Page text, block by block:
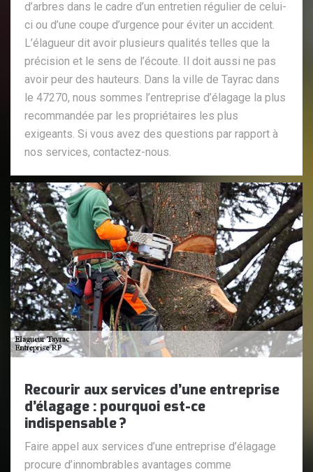
d’arbres dans le cadre d’un entretien régulier de celui-
ci ou d’une coupe d’urgence pour éviter un accident.
L’élagueur dit avoir plusieurs qualités telles que la
précision et le sens de l’écoute. Il doit aussi ne pas
avoir peur des hauteurs. Dans la ville de Tayrac dans
le 47270, nous sommes l’entreprise d’élagage la plus
recommandée par les propriétaires les plus
exigeants. Si vous avez des questions par rapport à
nos services, contactez-nous.
Recourir aux services d’une entreprise
d’élagage : pourquoi est-ce
indispensable ?
Faire appel aux services d’une entreprise d’élagage
procure d’innombrables avantages comme